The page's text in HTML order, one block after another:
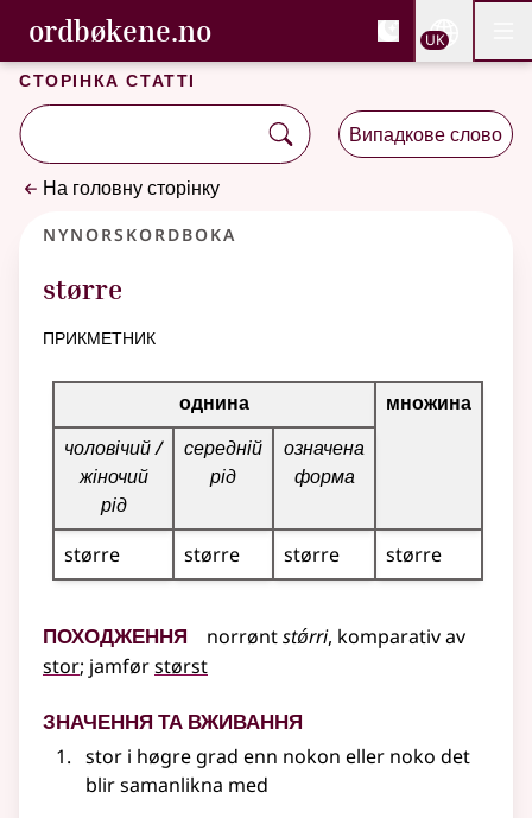
Перейти до основного вмісту
Доступність
ordbøkene.no, Cловник букмола та
Cловник букмола та Словник нюношка
UK
Сторінка статті
Випадкове слово
На головну сторінку
Nynorskordboka
større
прикметник
Таблиця відмінювання для цього прикметника
однина
множина
чоловічий /
жіночий
рід
середній
рід
означена
форма
større større større større
Походження norrøntstǿrri, komparativ av
stor; jamførstørst
Значення та вживання
stor i høgre grad enn nokon eller noko det
blir samanlikna med